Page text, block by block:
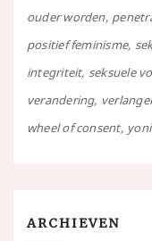
ouder worden
positief feminisme
integriteit seksuele
verandering
wheel of consent yoni
ARCHIEVEN